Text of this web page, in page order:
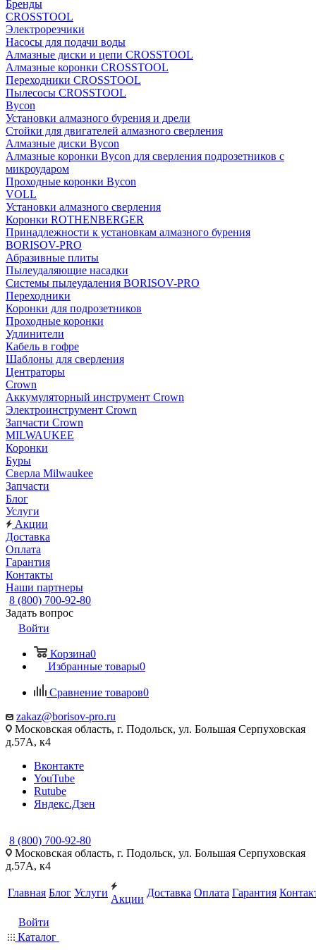
Бренды
CROSSTOOL
Электрорезчики
Насосы для подачи воды
Алмазные диски и цепи CROSSTOOL
Алмазные коронки CROSSTOOL
Переходники CROSSTOOL
Пылесосы CROSSTOOL
Bycon
Установки алмазного бурения и дрели
Стойки для двигателей алмазного сверления
Алмазные диски Bycon
Алмазные коронки Bycon для сверления подрозетников с
микроударом
Проходные коронки Bycon
VOLL
Установки алмазного сверления
Коронки ROTHENBERGER
Принадлежности к установкам алмазного бурения
BORISOV-PRO
Абразивные плиты
Пылеудаляющие насадки
Системы пылеудаления BORISOV-PRO
Переходники
Коронки для подрозетников
Проходные коронки
Удлинители
Кабель в гофре
Шаблоны для сверления
Центраторы
Crown
Аккумуляторный инструмент Crown
Электроинструмент Crown
Запчасти Crown
MILWAUKEE
Коронки
Буры
Сверла Milwaukee
Запчасти
Блог
Услуги
Акции
Доставка
Оплата
Гарантия
Контакты
Наши партнеры
8 (800) 700-92-80
Задать вопрос
Войти
Корзина0
Избранные товары0
Сравнение товаров0
zakaz@borisov-pro.ru
Московская область, г. Подольск, ул. Большая Серпуховская
д.57A, к4
Вконтакте
YouTube
Rutube
Яндекс.Дзен
8 (800) 700-92-80
Московская область, г. Подольск, ул. Большая Серпуховская
д.57A, к4
Главная Блог Услуги
Акции
Доставка Оплата Гарантия
Войти
Каталог